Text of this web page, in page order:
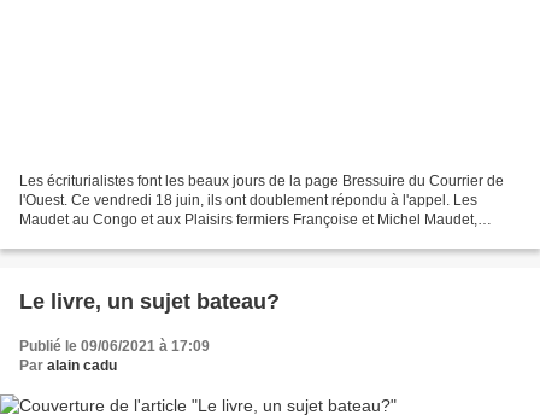
Les écriturialistes font les beaux jours de la page Bressuire du Courrier de
l'Ouest. Ce vendredi 18 juin, ils ont doublement répondu à l'appel. Les
Maudet au Congo et aux Plaisirs fermiers Françoise et Michel Maudet,
Le livre, un sujet bateau?
Publié le 09/06/2021 à 17:09
Par alain cadu